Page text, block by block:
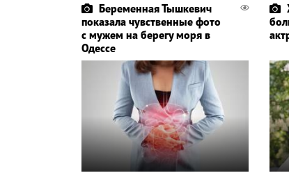
Беременная Тышкевич
показала чувственные фото
с мужем на берегу моря в
Одессе